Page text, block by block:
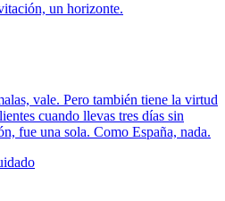
un horizonte.
vale. Pero también tiene la virtud
cuando llevas tres días sin
fue una sola. Como España, nada.